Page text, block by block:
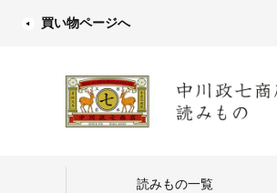
買い物ページへ
読みもの一覧